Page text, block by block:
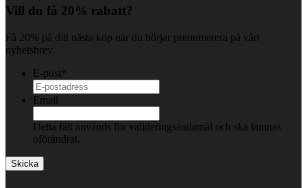
Vill du få 20% rabatt?
Få 20% på ditt nästa köp när du börjar prenumerera på vårt
nyhetsbrev.
E-post*
Email
Detta fält används för valideringsändamål och ska lämnas
oförändrat.